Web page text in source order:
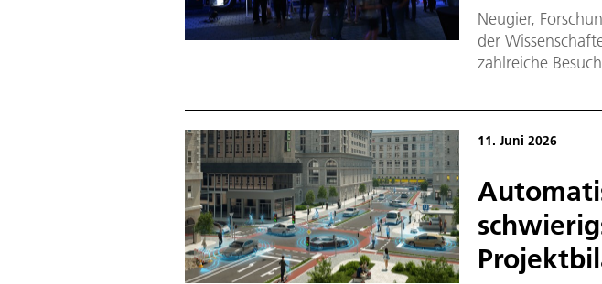
Neugier,
der
zahlreiche
Schwerpunkte
11. Juni 2026